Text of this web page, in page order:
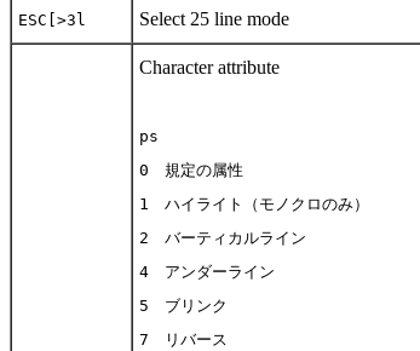
ESC[>3l Select 25 line mode
Character attribute
ps
0 規定の属性
1 ハイライト（モノクロのみ）
2 バーティカルライン
4 アンダーライン
5 ブリンク
7 リバース